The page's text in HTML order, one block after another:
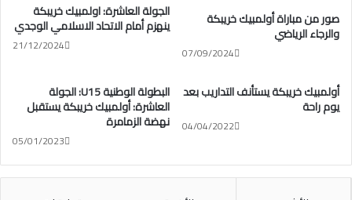
الجولة العاشرة: اولمبيك خريبكة
ينهزم أمام الاتحاد الاسلامي الوجدي
21/12/2024
صور من مباراة أولمبيك خريبكة
والرجاء الرياضي
07/09/2024
البطولة الوطنية U15: الجولة
العاشرة: أولمبيك خريبكة يستقبل
نهضة الزمامرة
05/01/2023
أولمبيك خريبكة يستأنف التداريب بعد
يوم راحة
04/04/2022